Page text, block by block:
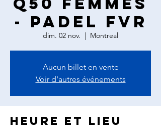
- Padel FVR
dim. 02 nov.
  |
Montreal
Aucun billet en vente
Voir d'autres événements
Heure et lieu